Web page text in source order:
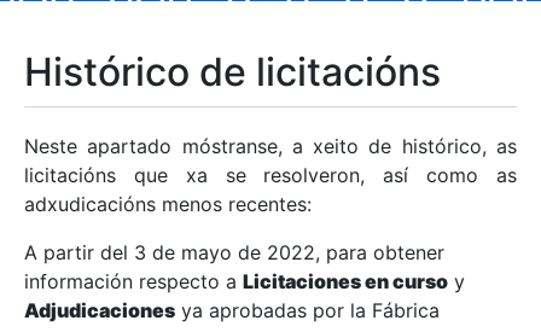
Mostrar/Ocultar
Mostrar/Ocultar
Mostrar/Ocultar
Histórico de licitacións
Neste apartado móstranse, a xeito de histórico, as
licitacións que xa se resolveron, así como as
adxudicacións menos recentes:
A partir del 3 de mayo de 2022, para obtener
información respecto a Licitaciones en curso y
Adjudicaciones ya aprobadas por la Fábrica